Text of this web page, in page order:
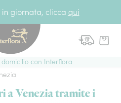
in giornata, clicca qui
con Interflora
a Venezia tramite i